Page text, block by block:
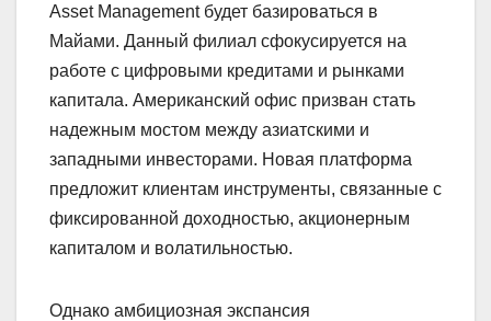
Asset Management будет базироваться в
Майами. Данный филиал сфокусируется на
работе с цифровыми кредитами и рынками
капитала. Американский офис призван стать
надежным мостом между азиатскими и
западными инвесторами. Новая платформа
предложит клиентам инструменты, связанные с
фиксированной доходностью, акционерным
капиталом и волатильностью.
Однако амбициозная экспансия